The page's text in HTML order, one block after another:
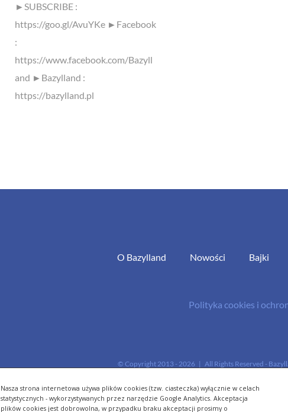
Nasza strona internetowa używa plików cookies (tzw. ciasteczka) wyłącznie w celach
statystycznych - wykorzystywanych przez narzędzie Google Analytics. Akceptacja
plików cookies jest dobrowolna, w przypadku braku akceptacji prosimy o
►SUBSCRIBE :
https://goo.gl/AvuYKe ►Facebook
:
https://www.facebook.com/Bazyll
and ►Bazylland :
https://bazylland.pl
O Bazylland Nowości Bajki
Polityka cookies i
© Copyright 2013 - 2026 | All Rights Reserved -